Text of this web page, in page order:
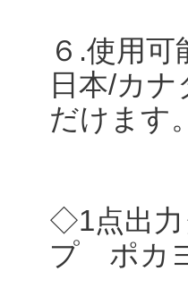
６.使用可
日本/カ
だけます
◇1点出力
プ ポカ